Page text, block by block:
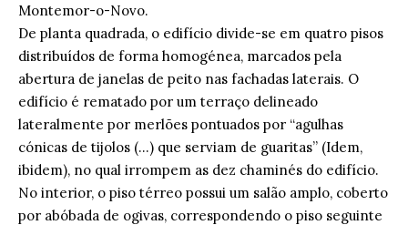
Montemor-o-Novo.
De planta quadrada, o edifício divide-se em quatro pisos
distribuídos de forma homogénea, marcados pela
abertura de janelas de peito nas fachadas laterais. O
edifício é rematado por um terraço delineado
lateralmente por merlões pontuados por “agulhas
cónicas de tijolos (…) que serviam de guaritas” (Idem,
ibidem), no qual irrompem as dez chaminés do edifício.
No interior, o piso térreo possui um salão amplo, coberto
por abóbada de ogivas, correspondendo o piso seguinte